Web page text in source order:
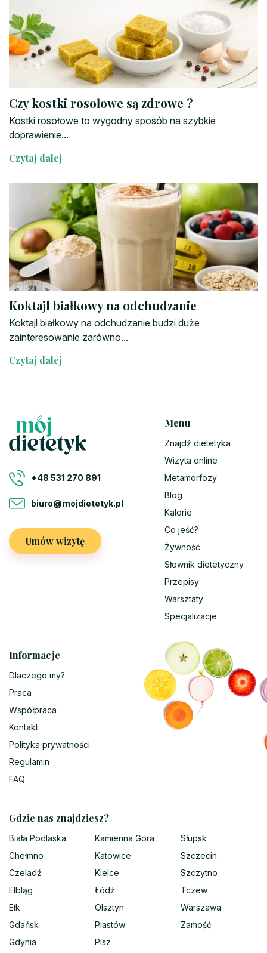
Czy kostki rosołowe są zdrowe ?
Kostki rosołowe to wygodny sposób na szybkie
doprawienie...
Czytaj dalej
Koktajl białkowy na odchudzanie
Koktajl białkowy na odchudzanie budzi duże
zainteresowanie zarówno...
Czytaj dalej
+48 531 270 891
biuro@mojdietetyk.pl
Umów wizytę
Menu
Znajdź dietetyka
Wizyta online
Metamorfozy
Blog
Kalorie
Co jeść?
Żywność
Słownik dietetyczny
Przepisy
Warsztaty
Specjalizacje
Informacje
Dlaczego my?
Praca
Współpraca
Kontakt
Polityka prywatności
Regulamin
FAQ
Gdzie nas znajdziesz?
Biała Podlaska
Chełmno
Czeladź
Elbląg
Ełk
Gdańsk
Gdynia
Kamienna Góra
Katowice
Kielce
Łódź
Olsztyn
Piastów
Pisz
Słupsk
Szczecin
Szczytno
Tczew
Warszawa
Zamość